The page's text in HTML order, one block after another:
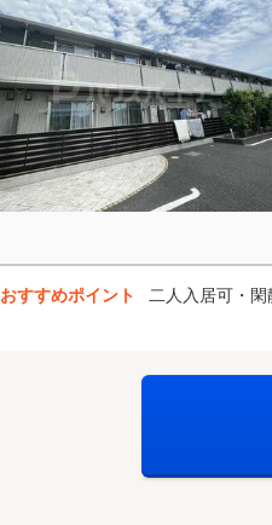
おすすめポイント 二人入居可・